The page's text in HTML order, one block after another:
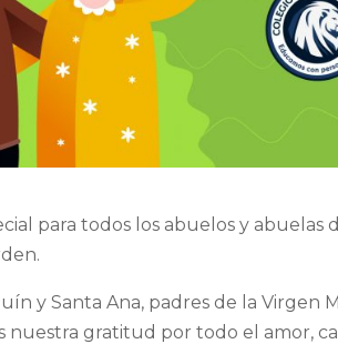
para todos los abuelos y abuelas
y Santa Ana, padres de la Virgen
nuestra gratitud por todo el amor,